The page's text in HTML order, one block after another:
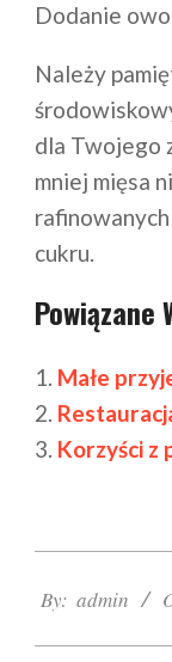
Dodanie
Należy
dla Twojego
mniej mięsa
cukru.
Powiązane
Małe
Korzyści z
11-
By: admin